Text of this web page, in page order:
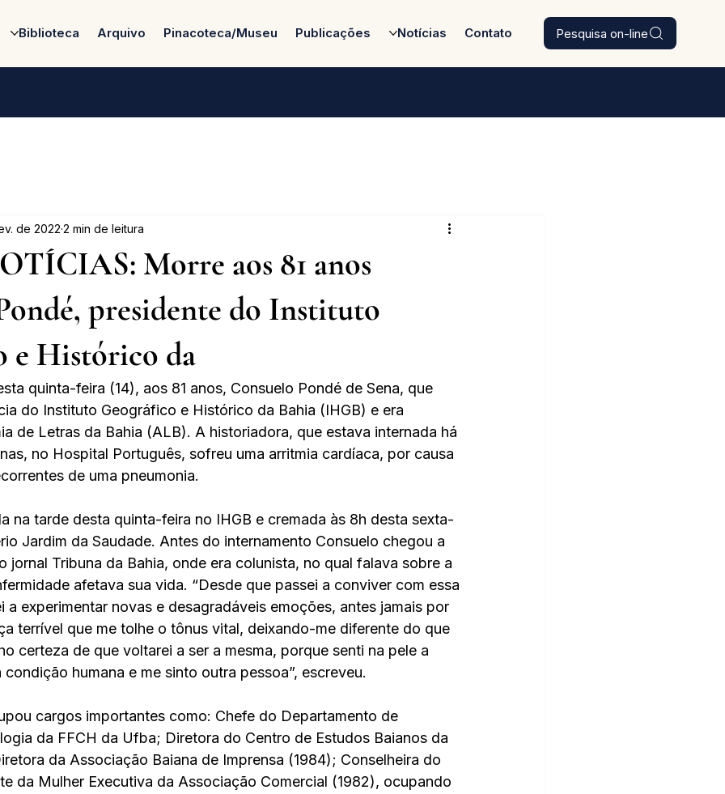
Pesquisa on-line
Biblioteca Arquivo Pinacoteca/Museu Publicações Notícias Contato
Morre aos 81 anos
presidente do Instituto
e Histórico da
de 2022 2 min de leitura
quinta-feira (14), aos 81 anos, Consuelo Pondé de Sena, que
do Instituto Geográfico e Histórico da Bahia (IHGB) e era
de Letras da Bahia (ALB). A historiadora, que estava internada há
no Hospital Português, sofreu uma arritmia cardíaca, por causa
de uma pneumonia.
na tarde desta quinta-feira no IHGB e cremada às 8h desta sexta-
Jardim da Saudade. Antes do internamento Consuelo chegou a
jornal Tribuna da Bahia, onde era colunista, no qual falava sobre a
afetava sua vida. “Desde que passei a conviver com essa
a experimentar novas e desagradáveis emoções, antes jamais por
terrível que me tolhe o tônus vital, deixando-me diferente do que
certeza de que voltarei a ser a mesma, porque senti na pele a
humana e me sinto outra pessoa”, escreveu.
cargos importantes como: Chefe do Departamento de
da FFCH da Ufba; Diretora do Centro de Estudos Baianos da
da Associação Baiana de Imprensa (1984); Conselheira do
da Mulher Executiva da Associação Comercial (1982), ocupando